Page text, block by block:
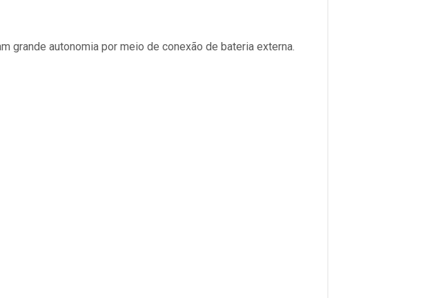
grande autonomia por meio de conexão de bateria externa.